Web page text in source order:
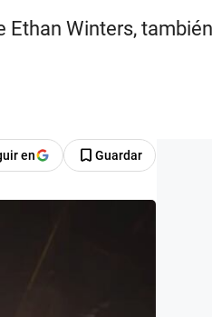
Ethan Winters,
en Guardar